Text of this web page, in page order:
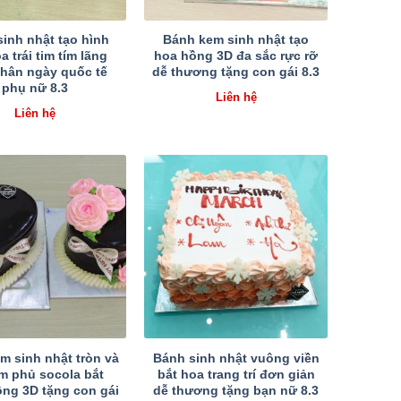
nhật tạo hình
trái tim tím lãng
ngày quốc tế
phụ nữ 8.3
Liên hệ
Bánh kem sinh nhật tạo
hoa hồng 3D đa sắc rực rỡ
dễ thương tặng con gái 8.3
Liên hệ
sinh nhật tròn và
phủ socola bắt
3D tặng con gái
Bánh sinh nhật vuông viền
bắt hoa trang trí đơn giản
dễ thương tặng bạn nữ 8.3